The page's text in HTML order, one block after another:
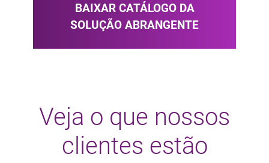
BAIXAR CATÁLOGO DA
SOLUÇÃO ABRANGENTE
Veja o que nossos
clientes estão